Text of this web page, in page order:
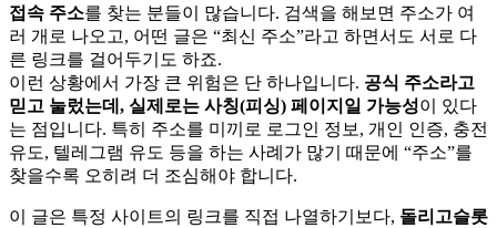
접속 주소를 찾는 분들이 많습니다. 검색을 해보면 주소가 여
러 개로 나오고, 어떤 글은 “최신 주소”라고 하면서도 서로 다
른 링크를 걸어두기도 하죠.
이런 상황에서 가장 큰 위험은 단 하나입니다. 공식 주소라고
믿고 눌렀는데, 실제로는 사칭(피싱) 페이지일 가능성이 있다
는 점입니다. 특히 주소를 미끼로 로그인 정보, 개인 인증, 충전
유도, 텔레그램 유도 등을 하는 사례가 많기 때문에 “주소”를
찾을수록 오히려 더 조심해야 합니다.
이 글은 특정 사이트의 링크를 직접 나열하기보다, 돌리고슬롯